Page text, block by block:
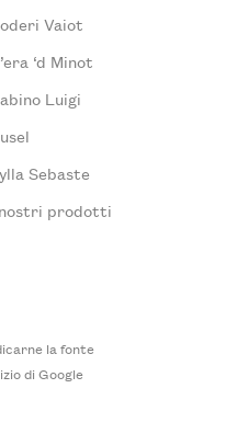
Vaiot
‘d Minot
Luigi
Sebaste
prodotti
la fonte
di Google